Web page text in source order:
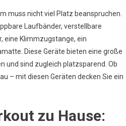
muss nicht viel Platz beanspruchen.
Laufbänder, verstellbare
eine Klimmzugstange, ein
Diese Geräte bieten eine große
und sind zugleich platzsparend. Ob
– mit diesen Geräten decken Sie ein
zu Hause: